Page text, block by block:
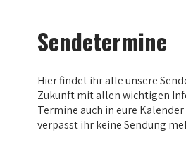
Sendetermine
Hier findet ihr alle unsere
Zukunft mit allen wichtigen
Termine auch in eure
verpasst ihr keine Sendung